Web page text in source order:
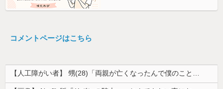
コメントページはこちら